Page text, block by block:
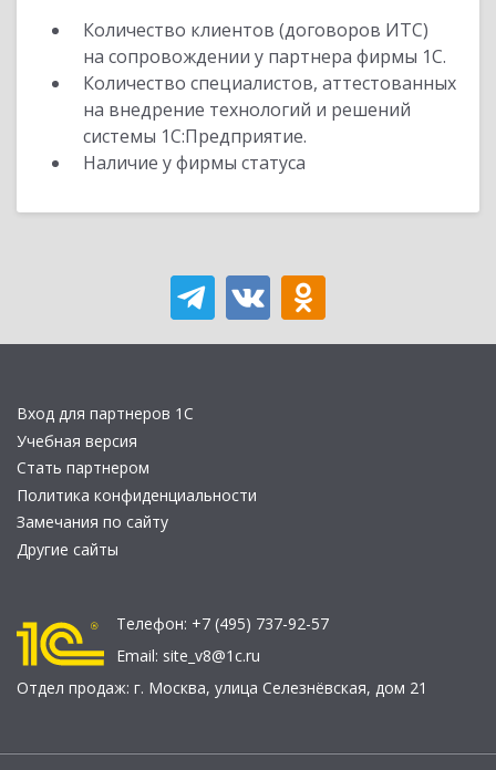
Количество клиентов (договоров ИТС)
на сопровождении у партнера фирмы 1С.
Количество специалистов, аттестованных
на внедрение технологий и решений
системы 1С:Предприятие.
Наличие у фирмы статуса
Вход для партнеров 1С
Учебная версия
Стать партнером
Политика конфиденциальности
Замечания по сайту
Другие сайты
Телефон: +7 (495) 737-92-57
Email: site_v8@1c.ru
Отдел продаж: г. Москва, улица Селезнёвская, дом 21